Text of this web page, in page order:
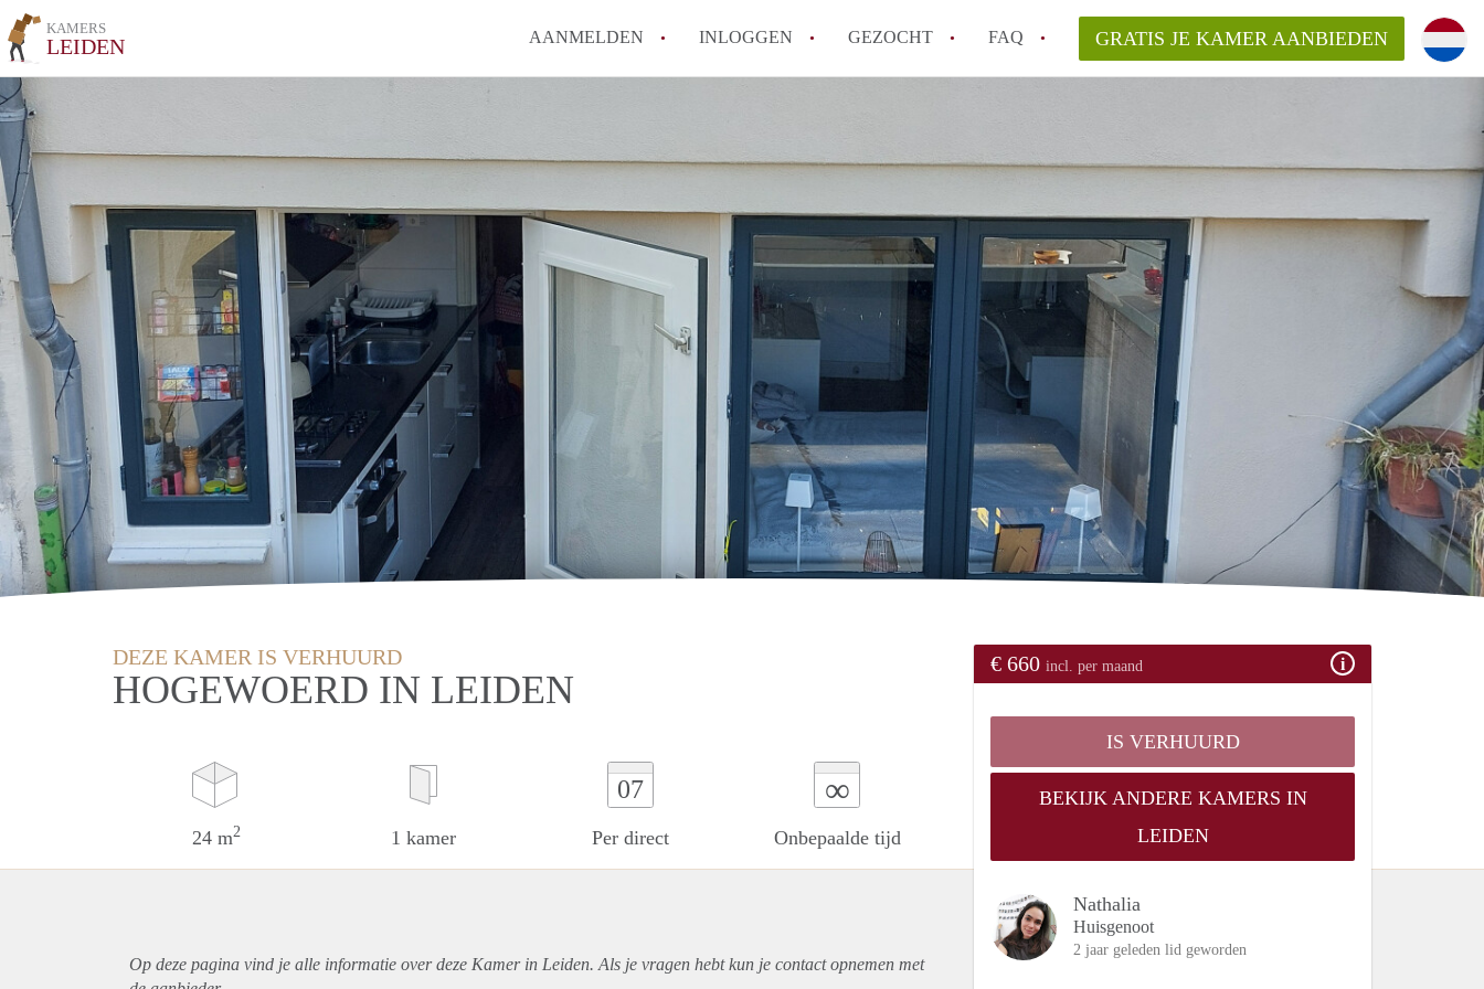
KAMERS
LEIDEN AANMELDEN INLOGGEN GEZOCHT FAQ
Wat is de privacyverklaring van KamersLeiden?
Berekent KamersLeiden makelaarsvergoeding/bemiddelingsvergoeding?
Alle veelgestelde vragen
GRATIS JE KAMER AANBIEDEN
DEZE KAMER IS VERHUURD
HOGEWOERD IN LEIDEN
24 m2 1 kamer
07
Per direct
∞
Onbepaalde tijd
€ 660 incl. per maand
IS VERHUURD
BEKIJK ANDERE KAMERS IN
LEIDEN
Nathalia
Huisgenoot
2 jaar geleden lid geworden
Op deze pagina vind je alle informatie over deze Kamer in Leiden. Als je vragen hebt kun je contact opnemen met